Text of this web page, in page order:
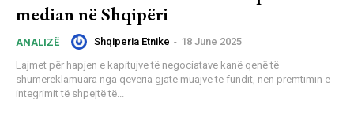
median në Shqipëri
ANALIZË Shqiperia Etnike - 18 June 2025
Lajmet për hapjen e kapitujve të negociatave kanë qenë të
shumëreklamuara nga qeveria gjatë muajve të fundit, nën premtimin e
integrimit të shpejtë të...